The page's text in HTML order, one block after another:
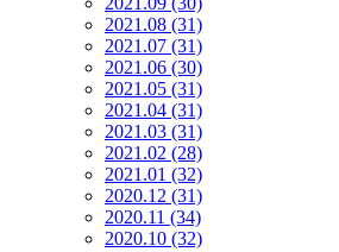
2021.08 (31)
2021.07 (31)
2021.06 (30)
2021.05 (31)
2021.04 (31)
2021.03 (31)
2021.02 (28)
2021.01 (32)
2020.12 (31)
2020.11 (34)
2020.10 (32)